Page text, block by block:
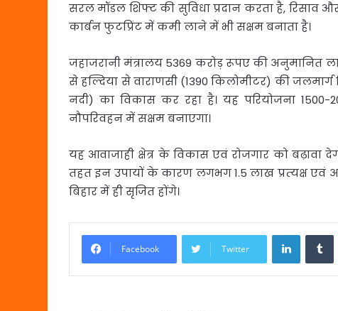
सरल मॉडल शिफ्ट की सुविधा प्रदान करता है,
कार्बन फुटप्रिंट में कमी लाने में भी सक्षम बनाता है।
जहाजरानी मंत्रालय 5369 करोड़ रूपए की अनुमानित
से हल्दिया से वाराणसी (1390 किलोमीटर) की
नदी) का विकास कर रहा है। यह परियोजना 1500-
नौपरिवहन में सक्षम बनाएगा।
यह आवाजाही क्षेत्र के विकास एवं रोजगार को
तहत इन उपायों के कारण लगभग 1.5 लाख प्रत्‍यक्ष एवं
बिहार में ही सृजित होंगे।
Facebook Twitter
LinkedIn